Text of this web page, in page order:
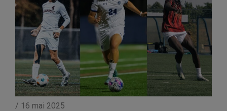
/ 16 mai 2025